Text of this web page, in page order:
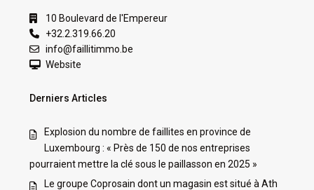
10 Boulevard de l'Empereur
+32.2.319.66.20
info@faillitimmo.be
Website
Derniers Articles
Explosion du nombre de faillites en province de
Luxembourg : « Près de 150 de nos entreprises
pourraient mettre la clé sous le paillasson en 2025 »
Le groupe Coprosain dont un magasin est situé à Ath